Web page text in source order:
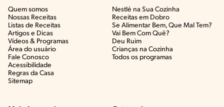
Quem somos
Nossas Receitas
Listas de Receitas​
Artigos e Dicas​
Vídeos & Programas​
Área do usuário
Fale Conosco
Acessibilidade
Regras da Casa
Sitemap
Nestlé na Sua Cozinha
Receitas em Dobro
Se Alimentar Bem, Que Mal Tem?​
Vai Bem Com Quê?​
Deu Ruim​
Crianças na Cozinha​
Todos os programas